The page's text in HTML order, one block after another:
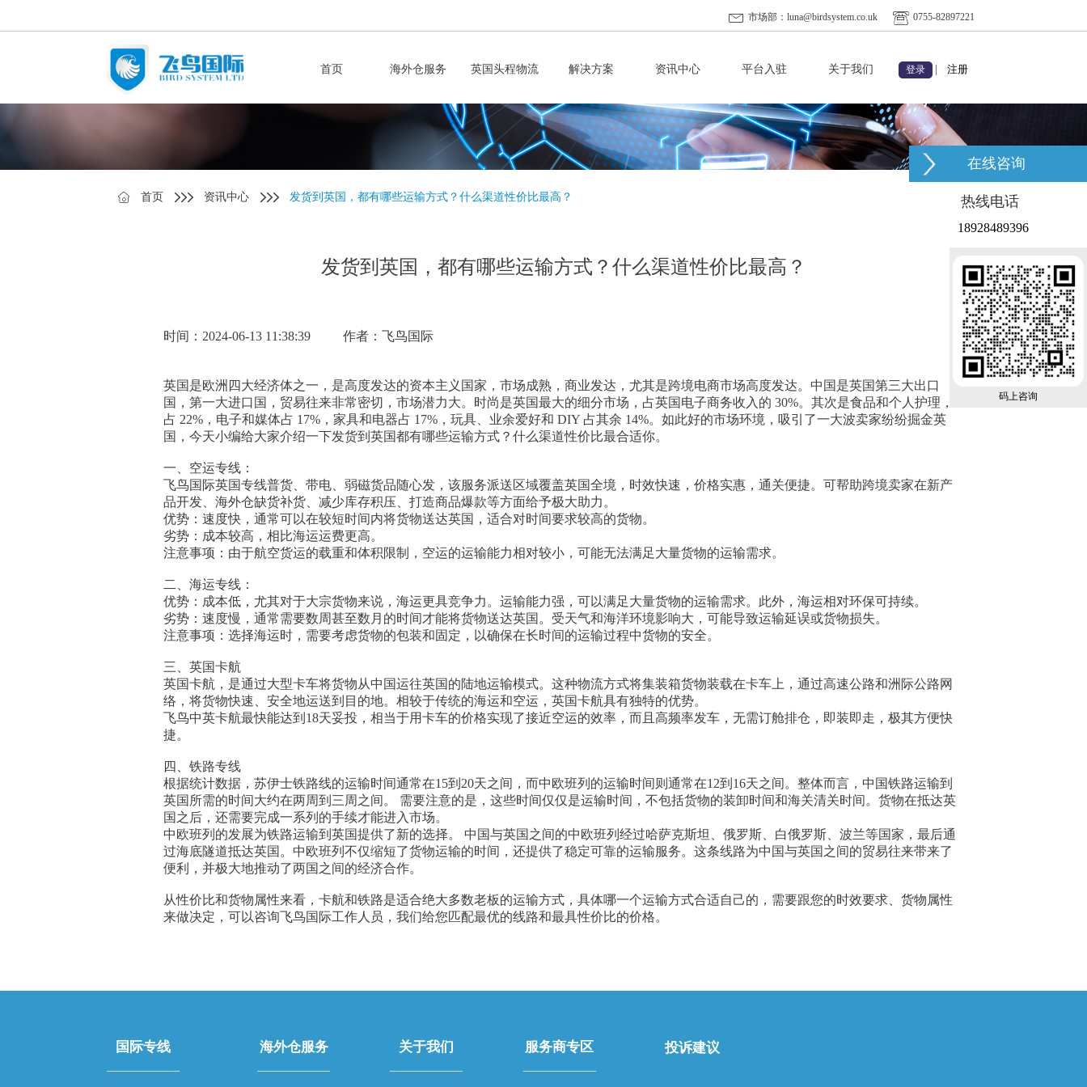
市场部：luna@birdsystem.co.uk 0755-82897221
首页 海外仓服务 英国头程物流 解决方案 资讯中心 平台入驻 关于我们 登录 注册
首页 资讯中心 发货到英国，都有哪些运输方式？什么渠道性价比最高？
发货到英国，都有哪些运输方式？什么渠道性价比最高？
时间：2024-06-13 11:38:39 作者：飞鸟国际
英国是欧洲四大经济体之一，是高度发达的资本主义国家，市场成熟，商业发达，尤其是跨境电商市场高度发达。中国是英国第三大出口
国，第一大进口国，贸易往来非常密切，市场潜力大。时尚是英国最大的细分市场，占英国电子商务收入的 30%。其次是食品和个人护理，
占 22%，电子和媒体占 17%，家具和电器占 17%，玩具、业余爱好和 DIY 占其余 14%。如此好的市场环境，吸引了一大波卖家纷纷掘金英
国，今天小编给大家介绍一下发货到英国都有哪些运输方式？什么渠道性价比最合适你。
一、空运专线：
飞鸟国际英国专线普货、带电、弱磁货品随心发，该服务派送区域覆盖英国全境，时效快速，价格实惠，通关便捷。可帮助跨境卖家在新产
品开发、海外仓缺货补货、减少库存积压、打造商品爆款等方面给予极大助力。
优势：速度快，通常可以在较短时间内将货物送达英国，适合对时间要求较高的货物。
劣势：成本较高，相比海运运费更高。
注意事项：由于航空货运的载重和体积限制，空运的运输能力相对较小，可能无法满足大量货物的运输需求。
二、海运专线：
优势：成本低，尤其对于大宗货物来说，海运更具竞争力。运输能力强，可以满足大量货物的运输需求。此外，海运相对环保可持续。
劣势：速度慢，通常需要数周甚至数月的时间才能将货物送达英国。受天气和海洋环境影响大，可能导致运输延误或货物损失。
注意事项：选择海运时，需要考虑货物的包装和固定，以确保在长时间的运输过程中货物的安全。
三、英国卡航
英国卡航，是通过大型卡车将货物从中国运往英国的陆地运输模式。这种物流方式将集装箱货物装载在卡车上，通过高速公路和洲际公路网
络，将货物快速、安全地运送到目的地。相较于传统的海运和空运，英国卡航具有独特的优势。
飞鸟中英卡航最快能达到18天妥投，相当于用卡车的价格实现了接近空运的效率，而且高频率发车，无需订舱排仓，即装即走，极其方便快
捷。
四、铁路专线
根据统计数据，苏伊士铁路线的运输时间通常在15到20天之间，而中欧班列的运输时间则通常在12到16天之间。整体而言，中国铁路运输到
英国所需的时间大约在两周到三周之间。 需要注意的是，这些时间仅仅是运输时间，不包括货物的装卸时间和海关清关时间。货物在抵达英
国之后，还需要完成一系列的手续才能进入市场。
中欧班列的发展为铁路运输到英国提供了新的选择。 中国与英国之间的中欧班列经过哈萨克斯坦、俄罗斯、白俄罗斯、波兰等国家，最后通
过海底隧道抵达英国。中欧班列不仅缩短了货物运输的时间，还提供了稳定可靠的运输服务。这条线路为中国与英国之间的贸易往来带来了
便利，并极大地推动了两国之间的经济合作。
从性价比和货物属性来看，卡航和铁路是适合绝大多数老板的运输方式，具体哪一个运输方式合适自己的，需要跟您的时效要求、货物属性
来做决定，可以咨询飞鸟国际工作人员，我们给您匹配最优的线路和最具性价比的价格。
国际专线 海外仓服务 关于我们 服务商专区 投诉建议
在线咨询
热线电话
18928489396
码上咨询